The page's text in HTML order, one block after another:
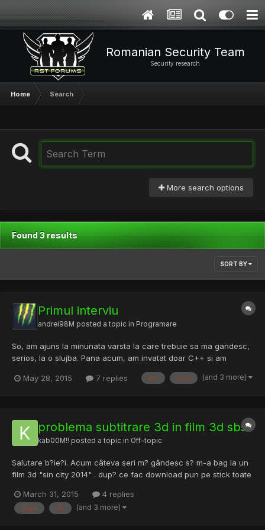
Romanian Security Team
Security research
Home Search
More search options
Found 3 results
SORT BY
Primul interviu
andrei98M posted a topic in Programare
So, am ajuns la minunata varsta la care trebuie sa ma gandesc,
serios, la o slujba. Pana acum, am invatat doar C++ si am
a12a). Acum vin intrebarile: - Cum a fost primul interviu al vostru
May 28, 2015 7 replies ani cum (and 3 more)
problema subtitrare 3d in film 3d sbs
kab00M!! posted a topic in Off-topic
Salutare b?ie?i. Acum câteva seri m? gândesc s? m-a bag la un
film 3d "sin city 2014" . dup? ce fac download pun pe stick toate
din Tv observ ca nu merge subtitrarea. Am verificat atent sa fie
subtitrarea cu aceea?i denumire ca al...
March 31, 2015 4 replies
dupa fie (and 3 more)